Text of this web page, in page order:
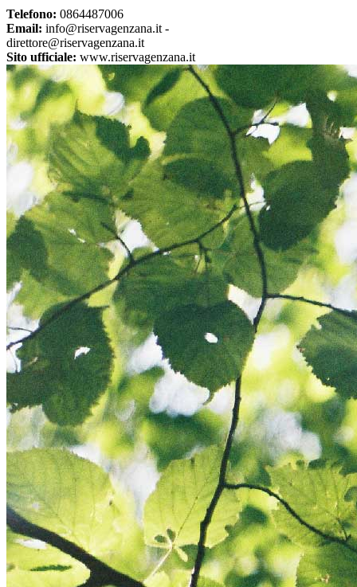
Telefono: 0864487006
Email: info@riservagenzana.it -
direttore@riservagenzana.it
Sito ufficiale: www.riservagenzana.it